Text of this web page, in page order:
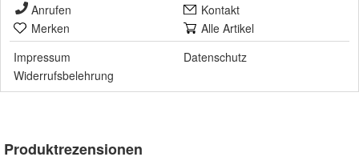
Anrufen
Kontakt
Merken
Alle Artikel
Impressum
Datenschutz
Widerrufsbelehrung
Produktrezensionen